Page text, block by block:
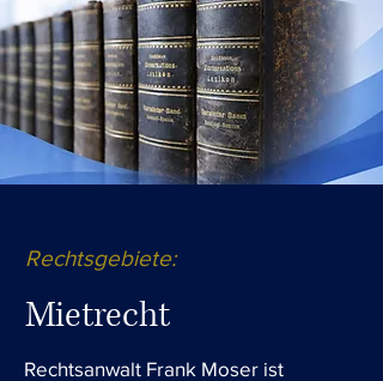
Rechtsgebiete:
Mietrecht
Rechtsanwalt Frank Moser ist